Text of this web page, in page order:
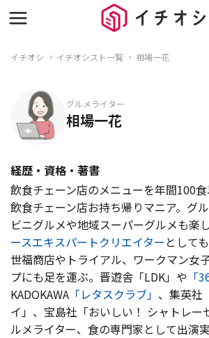
イチオシ イチオシスト一覧 相場一花
グルメライター
相場一花
経歴・資格・著書
飲食チェーン店のメニューを年間100食
飲食チェーン店お持ち帰りマニア。グ
ビニグルメや地域スーパーグルメも楽し
ースエキスパートクリエイター として
世福商店やトライアル、ワークマン女
プにも足を運ぶ。晋遊舎「LDK」や 「
KADOKAWA 「レタスクラブ」 、集英社
イ」、宝島社「おいしい！ シャトレー
ルメライター、食の専門家として出演実